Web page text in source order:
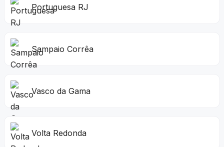
Portuguesa RJ
Sampaio Corrêa
Vasco da Gama
Volta Redonda